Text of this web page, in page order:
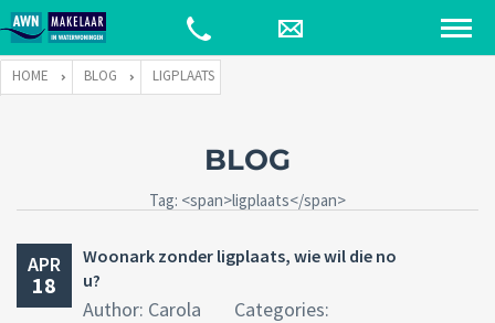
HOME BLOG LIGPLAATS
BLOG
Tag: <span>ligplaats</span>
APR
18
Woonark zonder ligplaats, wie wil die no
u?
Author: Carola
Categories: